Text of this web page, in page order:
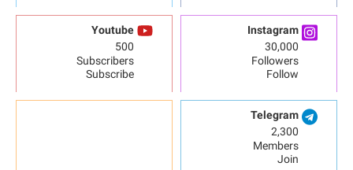
Instagram
30,000
Followers
Follow
Youtube
500
Subscribers
Subscribe
Telegram
2,300
Members
Join